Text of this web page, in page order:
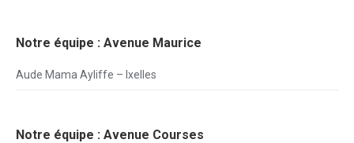
Notre équipe : Avenue Maurice
Aude Mama Ayliffe – Ixelles
Notre équipe : Avenue Courses